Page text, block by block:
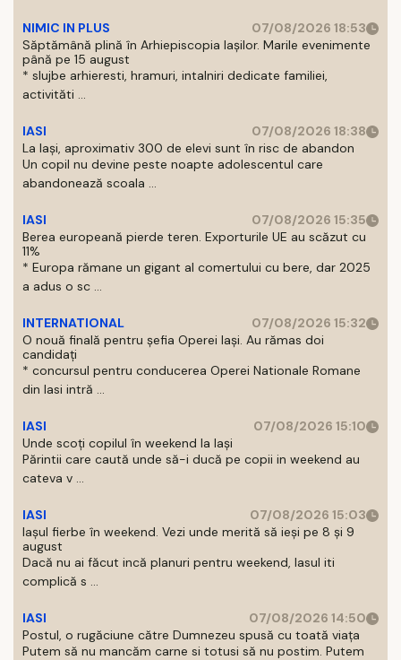
NIMIC IN PLUS
07/08/2026 18:53
Săptămână plină în Arhiepiscopia Iașilor. Marile evenimente
până pe 15 august
* slujbe arhieresti, hramuri, intalniri dedicate familiei,
activităti ...
IASI
07/08/2026 18:38
La Iași, aproximativ 300 de elevi sunt în risc de abandon
Un copil nu devine peste noapte adolescentul care
abandonează scoala ...
IASI
07/08/2026 15:35
Berea europeană pierde teren. Exporturile UE au scăzut cu
11%
* Europa rămane un gigant al comertului cu bere, dar 2025
a adus o sc ...
INTERNATIONAL
07/08/2026 15:32
O nouă finală pentru șefia Operei Iași. Au rămas doi
candidați
* concursul pentru conducerea Operei Nationale Romane
din Iasi intră ...
IASI
07/08/2026 15:10
Unde scoți copilul în weekend la Iași
Părintii care caută unde să-i ducă pe copii in weekend au
cateva v ...
IASI
07/08/2026 15:03
Iașul fierbe în weekend. Vezi unde merită să ieși pe 8 și 9
august
Dacă nu ai făcut incă planuri pentru weekend, Iasul iti
complică s ...
IASI
07/08/2026 14:50
Postul, o rugăciune către Dumnezeu spusă cu toată viața
Putem să nu mancăm carne si totusi să nu postim. Putem